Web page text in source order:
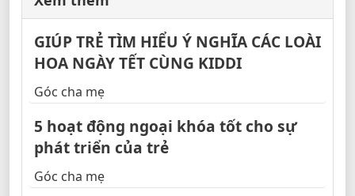
GIÚP TRẺ TÌM HIỂU Ý NGHĨA CÁC LOÀI
HOA NGÀY TẾT CÙNG KIDDI
Góc cha mẹ
5 hoạt động ngoại khóa tốt cho sự
phát triển của trẻ
Góc cha mẹ